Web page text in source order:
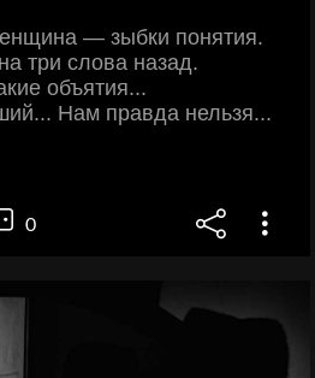
— зыбки понятия.
три слова назад.
объятия...
Нам правда нельзя...
0